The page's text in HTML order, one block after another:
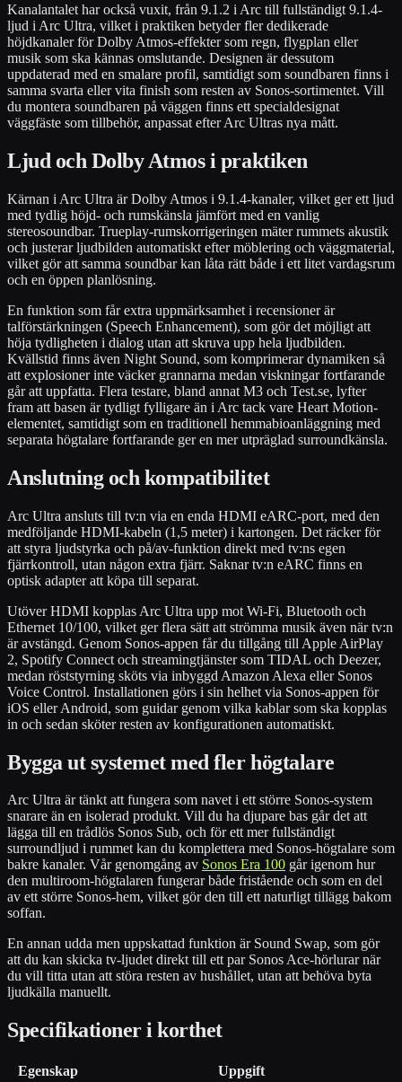
Kanalantalet har också vuxit, från 9.1.2 i Arc till fullständigt 9.1.4-
ljud i Arc Ultra, vilket i praktiken betyder fler dedikerade
höjdkanaler för Dolby Atmos-effekter som regn, flygplan eller
musik som ska kännas omslutande. Designen är dessutom
uppdaterad med en smalare profil, samtidigt som soundbaren finns i
samma svarta eller vita finish som resten av Sonos-sortimentet. Vill
du montera soundbaren på väggen finns ett specialdesignat
väggfäste som tillbehör, anpassat efter Arc Ultras nya mått.
Ljud och Dolby Atmos i praktiken
Kärnan i Arc Ultra är Dolby Atmos i 9.1.4-kanaler, vilket ger ett ljud
med tydlig höjd- och rumskänsla jämfört med en vanlig
stereosoundbar. Trueplay-rumskorrigeringen mäter rummets akustik
och justerar ljudbilden automatiskt efter möblering och väggmaterial,
vilket gör att samma soundbar kan låta rätt både i ett litet vardagsrum
och en öppen planlösning.
En funktion som får extra uppmärksamhet i recensioner är
talförstärkningen (Speech Enhancement), som gör det möjligt att
höja tydligheten i dialog utan att skruva upp hela ljudbilden.
Kvällstid finns även Night Sound, som komprimerar dynamiken så
att explosioner inte väcker grannarna medan viskningar fortfarande
går att uppfatta. Flera testare, bland annat M3 och Test.se, lyfter
fram att basen är tydligt fylligare än i Arc tack vare Heart Motion-
elementet, samtidigt som en traditionell hemmabioanläggning med
separata högtalare fortfarande ger en mer utpräglad surroundkänsla.
Anslutning och kompatibilitet
Arc Ultra ansluts till tv:n via en enda HDMI eARC-port, med den
medföljande HDMI-kabeln (1,5 meter) i kartongen. Det räcker för
att styra ljudstyrka och på/av-funktion direkt med tv:ns egen
fjärrkontroll, utan någon extra fjärr. Saknar tv:n eARC finns en
optisk adapter att köpa till separat.
Utöver HDMI kopplas Arc Ultra upp mot Wi-Fi, Bluetooth och
Ethernet 10/100, vilket ger flera sätt att strömma musik även när tv:n
är avstängd. Genom Sonos-appen får du tillgång till Apple AirPlay
2, Spotify Connect och streamingtjänster som TIDAL och Deezer,
medan röststyrning sköts via inbyggd Amazon Alexa eller Sonos
Voice Control. Installationen görs i sin helhet via Sonos-appen för
iOS eller Android, som guidar genom vilka kablar som ska kopplas
in och sedan sköter resten av konfigurationen automatiskt.
Bygga ut systemet med fler högtalare
Arc Ultra är tänkt att fungera som navet i ett större Sonos-system
snarare än en isolerad produkt. Vill du ha djupare bas går det att
lägga till en trådlös Sonos Sub, och för ett mer fullständigt
surroundljud i rummet kan du komplettera med Sonos-högtalare som
bakre kanaler. Vår genomgång av Sonos Era 100 går igenom hur
den multiroom-högtalaren fungerar både fristående och som en del
av ett större Sonos-hem, vilket gör den till ett naturligt tillägg bakom
soffan.
En annan udda men uppskattad funktion är Sound Swap, som gör
att du kan skicka tv-ljudet direkt till ett par Sonos Ace-hörlurar när
du vill titta utan att störa resten av hushållet, utan att behöva byta
ljudkälla manuellt.
Specifikationer i korthet
Egenskap
Uppgift